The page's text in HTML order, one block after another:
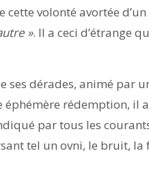
cette volonté avortée
». Il a ceci d’étrange
ses dérades, animé par
éphémère rédemption, il
par tous les
tel un ovni, le bruit, la